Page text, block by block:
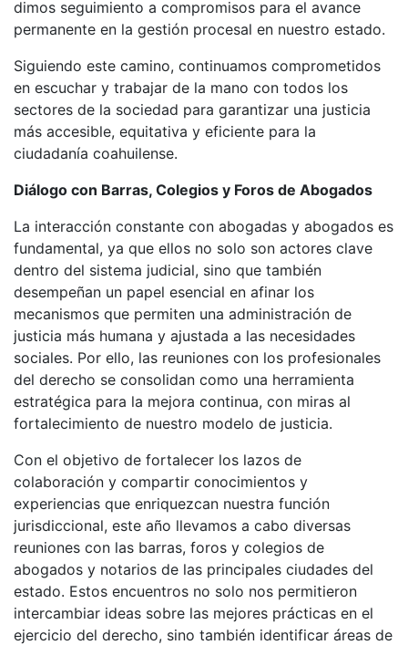
dimos seguimiento a compromisos para el avance
permanente en la gestión procesal en nuestro estado.
Siguiendo este camino, continuamos comprometidos
en escuchar y trabajar de la mano con todos los
sectores de la sociedad para garantizar una justicia
más accesible, equitativa y eficiente para la
ciudadanía coahuilense.
Diálogo con Barras, Colegios y Foros de Abogados
La interacción constante con abogadas y abogados es
fundamental, ya que ellos no solo son actores clave
dentro del sistema judicial, sino que también
desempeñan un papel esencial en afinar los
mecanismos que permiten una administración de
justicia más humana y ajustada a las necesidades
sociales. Por ello, las reuniones con los profesionales
del derecho se consolidan como una herramienta
estratégica para la mejora continua, con miras al
fortalecimiento de nuestro modelo de justicia.
Con el objetivo de fortalecer los lazos de
colaboración y compartir conocimientos y
experiencias que enriquezcan nuestra función
jurisdiccional, este año llevamos a cabo diversas
reuniones con las barras, foros y colegios de
abogados y notarios de las principales ciudades del
estado. Estos encuentros no solo nos permitieron
intercambiar ideas sobre las mejores prácticas en el
ejercicio del derecho, sino también identificar áreas de